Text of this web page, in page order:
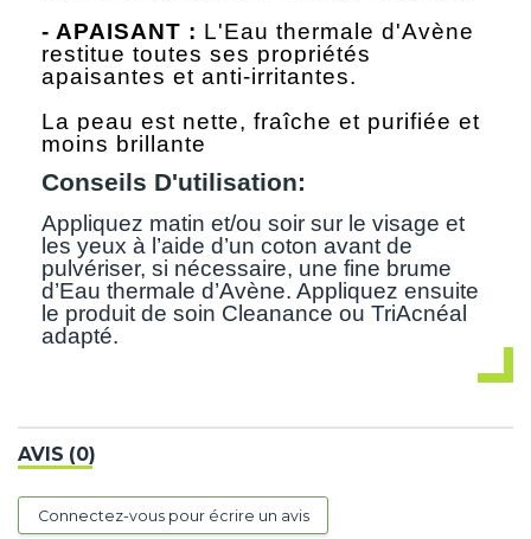
- APAISANT : L'Eau thermale d'Avène
restitue toutes ses propriétés
apaisantes et anti-irritantes.
La peau est nette, fraîche et purifiée et
moins brillante
Conseils D'utilisation:
Appliquez matin et/ou soir sur le visage et
les yeux à l’aide d’un coton avant de
pulvériser, si nécessaire, une fine brume
d’Eau thermale d’Avène. Appliquez ensuite
le produit de soin Cleanance ou TriAcnéal
adapté.
AVIS (0)
Connectez-vous pour écrire un avis